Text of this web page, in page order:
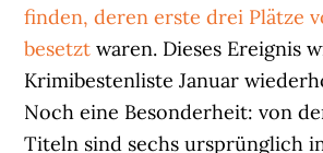
finden, deren erste drei Plätze
besetztwaren. Dieses Ereignis
Krimibestenliste Januar
Noch eine Besonderheit: von
Titeln sind sechs ursprünglich